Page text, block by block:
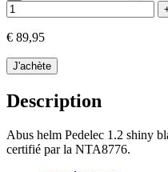
€ 89,95
J'achète
Description
Abus helm Pedelec 1.2 shiny
certifié par la NTA8776.